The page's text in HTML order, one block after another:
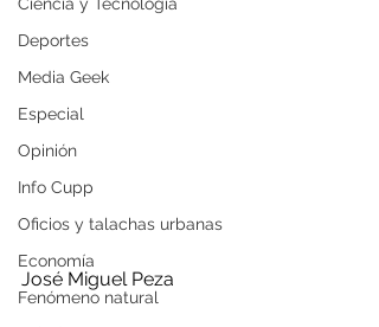
Deportes
Media Geek
Especial
Opinión
Info Cupp
Oficios y talachas urbanas
Economía
Fenómeno natural
José Miguel Peza